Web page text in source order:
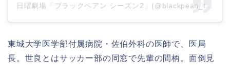
東城大学医学部付属病院・佐伯外科の医師で、医局
長。世良とはサッカー部の同窓で先輩の間柄。面倒見